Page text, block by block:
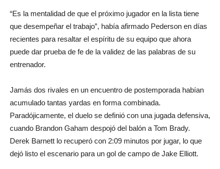
“Es la mentalidad de que el próximo jugador en la lista tiene
que desempeñar el trabajo”, había afirmado Pederson en días
recientes para resaltar el espíritu de su equipo que ahora
puede dar prueba de fe de la validez de las palabras de su
entrenador.
Jamás dos rivales en un encuentro de postemporada habían
acumulado tantas yardas en forma combinada.
Paradójicamente, el duelo se definió con una jugada defensiva,
cuando Brandon Gaham despojó del balón a Tom Brady.
Derek Barnett lo recuperó con 2:09 minutos por jugar, lo que
dejó listo el escenario para un gol de campo de Jake Elliott.